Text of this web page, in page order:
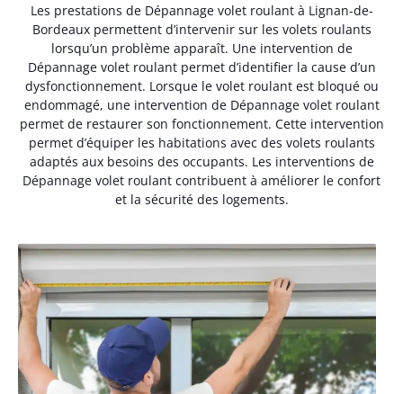
Les prestations de Dépannage volet roulant à Lignan-de-
Bordeaux permettent d’intervenir sur les volets roulants
lorsqu’un problème apparaît. Une intervention de
Dépannage volet roulant permet d’identifier la cause d’un
dysfonctionnement. Lorsque le volet roulant est bloqué ou
endommagé, une intervention de Dépannage volet roulant
permet de restaurer son fonctionnement. Cette intervention
permet d’équiper les habitations avec des volets roulants
adaptés aux besoins des occupants. Les interventions de
Dépannage volet roulant contribuent à améliorer le confort
et la sécurité des logements.